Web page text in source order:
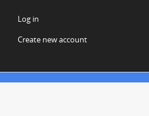
Log in
Create new account